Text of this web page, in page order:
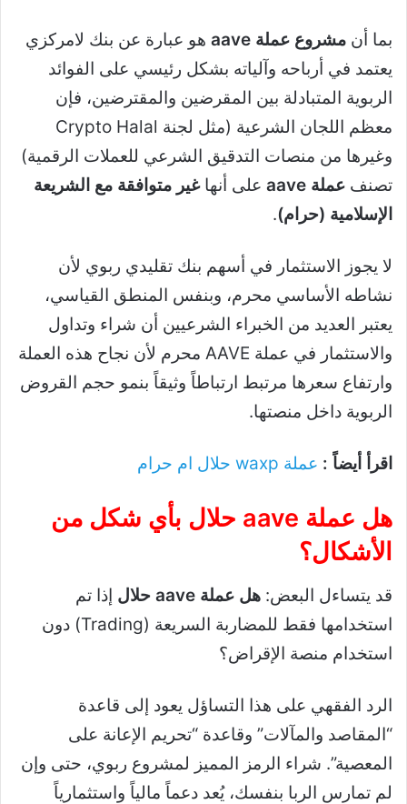
بما أن مشروع عملة aave
هو عبارة عن بنك لامركزي
يعتمد في أرباحه وآلياته بشكل رئيسي على الفوائد
الربوية المتبادلة بين المقرضين والمقترضين، فإن
معظم اللجان الشرعية (مثل لجنة Crypto Halal
وغيرها من منصات التدقيق الشرعي للعملات الرقمية)
تصنف عملة aave على أنهاغير متوافقة مع الشريعة
الإسلامية (حرام).
لا يجوز الاستثمار في أسهم بنك تقليدي ربوي لأن
نشاطه الأساسي محرم، وبنفس المنطق القياسي،
يعتبر العديد من الخبراء الشرعيين أن شراء وتداول
والاستثمار في عملة AAVE محرم لأن نجاح هذه العملة
وارتفاع سعرها مرتبط ارتباطاً وثيقاً بنمو حجم القروض
الربوية داخل منصتها.
اقرأ أيضاً : عملة waxp حلال ام حرام
هل عملة aave حلال بأي شكل من
الأشكال؟
قد يتساءل البعض: هل عملة aave حلال
إذا تم
استخدامها فقط للمضاربة السريعة (Trading) دون
استخدام منصة الإقراض؟
الرد الفقهي على هذا التساؤل يعود إلى قاعدة
“المقاصد والمآلات” وقاعدة “تحريم الإعانة على
المعصية”. شراء الرمز المميز لمشروع ربوي، حتى وإن
لم تمارس الربا بنفسك، يُعد دعماً مالياً واستثمارياً